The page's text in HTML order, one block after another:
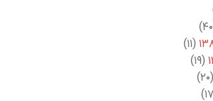
(۱۱)
(۱۹)
(۲۰)